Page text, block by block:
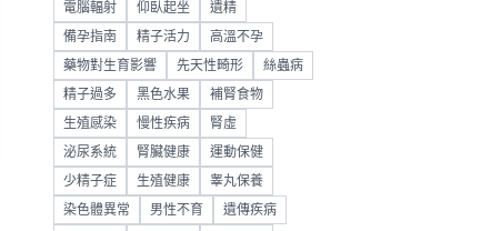
電腦輻射 仰臥起坐 遺精
備孕指南 精子活力 高溫不孕
藥物對生育影響 先天性畸形 絲蟲病
精子過多 黑色水果 補腎食物
生殖感染 慢性疾病 腎虛
泌尿系統 腎臟健康 運動保健
少精子症 生殖健康 睾丸保養
染色體異常 男性不育 遺傳疾病